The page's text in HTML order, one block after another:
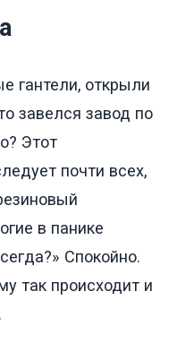
гантели, открыли
завелся завод по
Этот
почти всех,
в панике
Спокойно.
так происходит и